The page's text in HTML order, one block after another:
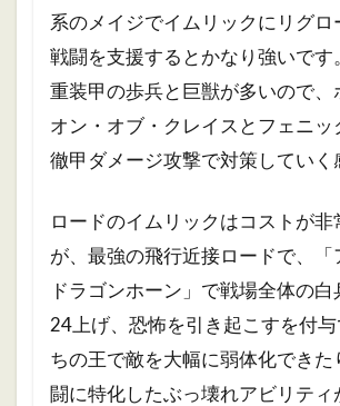
系のメイジでイムリックにリグロ
戦闘を支援するとかなり強いです。
重装甲の歩兵と巨獣が多いので、
オン・オブ・クレイスとフェニ
徹甲ダメージ攻撃で対策していく
ロードのイムリックはコストが非
が、最強の飛行近接ロードで、「
ドラゴンホーン」で戦場全体の
24上げ、恐怖を引き起こすを付
ちの王で敵を大幅に弱体化でき
闘に特化したぶっ壊れアビリティ